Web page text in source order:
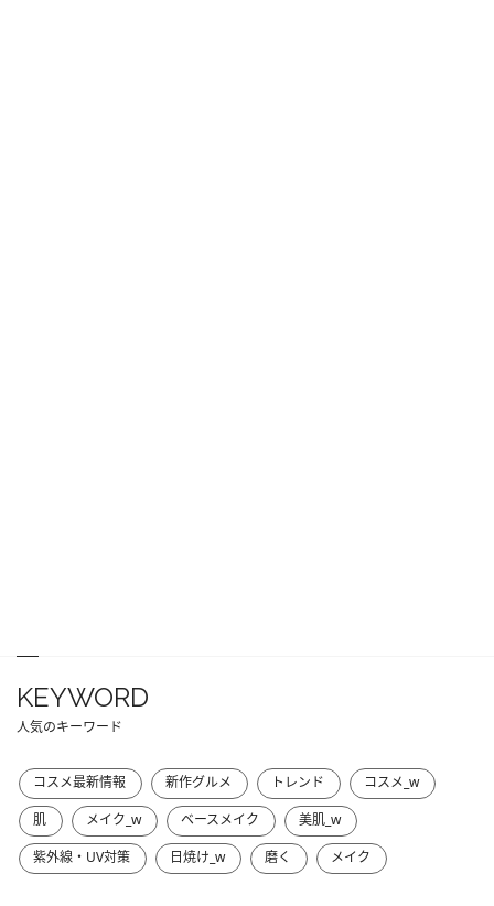
KEYWORD
人気のキーワード
コスメ最新情報 新作グルメ トレンド
コスメ_w
肌
メイク_w ベースメイク
美肌_w
紫外線・UV対策
日焼け_w 磨く メイク